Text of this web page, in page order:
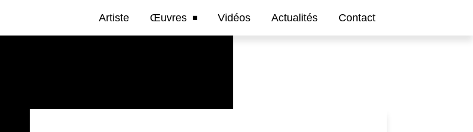
Artiste Œuvres Vidéos Actualités Contact